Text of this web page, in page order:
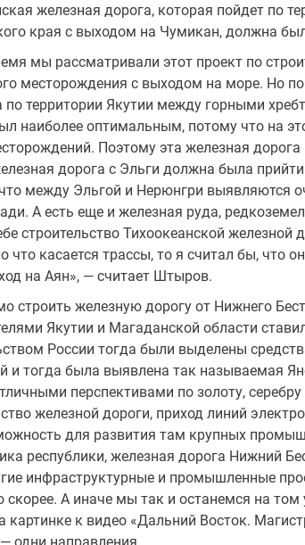
железная дорога, которая пойдет по
края с выходом на Чумикан, должна
мы рассматривали этот проект по
месторождения с выходом на море. Но
по территории Якутии между горными
наиболее оптимальным, потому что на
Поэтому эта железная
дорога с Эльги должна была
между Эльгой и Нерюнгри выявляются
А есть еще и железная руда,
строительство Тихоокеанской
что касается трассы, то я считал бы, что
на Аян», — считает Штыров.
строить железную дорогу от Нижнего
Якутии и Магаданской области
России тогда были выделены
и тогда была выявлена так называемая
перспективами по золоту,
железной дороги, приход линий
для развития там крупных
республики, железная дорога Нижний
инфраструктурные и промышленные
А иначе мы так и останемся на том
картинке к видео «Дальний Восток.